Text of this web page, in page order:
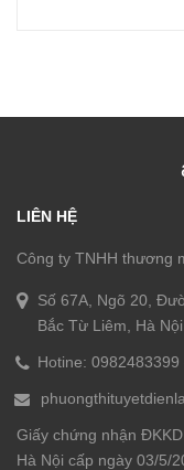
LIÊN HỆ
Công ty TNHH thương
Số 67A, Ngõ 20,
Bắc Từ Liêm, Hà Nội
Hotine: 0982483399
Giấy chứng nhận
Hà Nội cấp ngày 03/5/